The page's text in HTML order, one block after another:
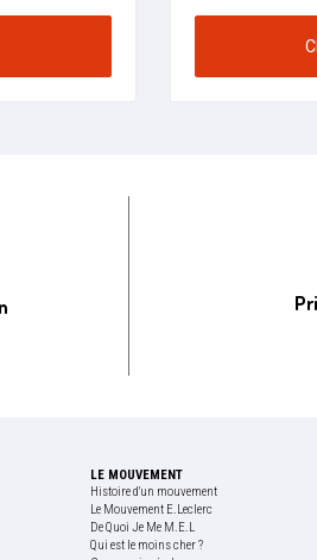
LE MOUVEMENT
Histoire d'un mouvement
Le Mouvement E.Leclerc
De Quoi Je Me M.E.L
Qui est le moins cher ?